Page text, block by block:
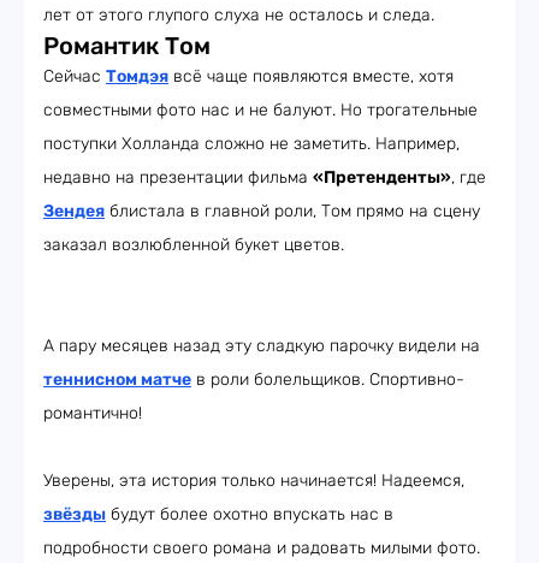
лет от этого глупого слуха не осталось и следа.
Романтик Том
Сейчас Томдэя всё чаще появляются вместе, хотя
совместными фото нас и не балуют. Но трогательные
поступки Холланда сложно не заметить. Например,
недавно на презентации фильма «Претенденты», где
Зендея блистала в главной роли, Том прямо на сцену
заказал возлюбленной букет цветов.
А пару месяцев назад эту сладкую парочку видели на
теннисном матче в роли болельщиков. Спортивно-
романтично!
Уверены, эта история только начинается! Надеемся,
звёзды будут более охотно впускать нас в
подробности своего романа и радовать милыми фото.